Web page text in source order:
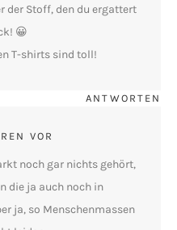
Stoff, den du ergattert
😀
T-shirts sind toll!
VOR
ANTWORTEN
noch gar nichts gehört,
die ja auch noch in
ja, so Menschenmassen